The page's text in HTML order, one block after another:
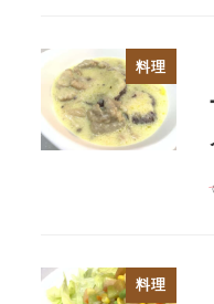
料理
料理